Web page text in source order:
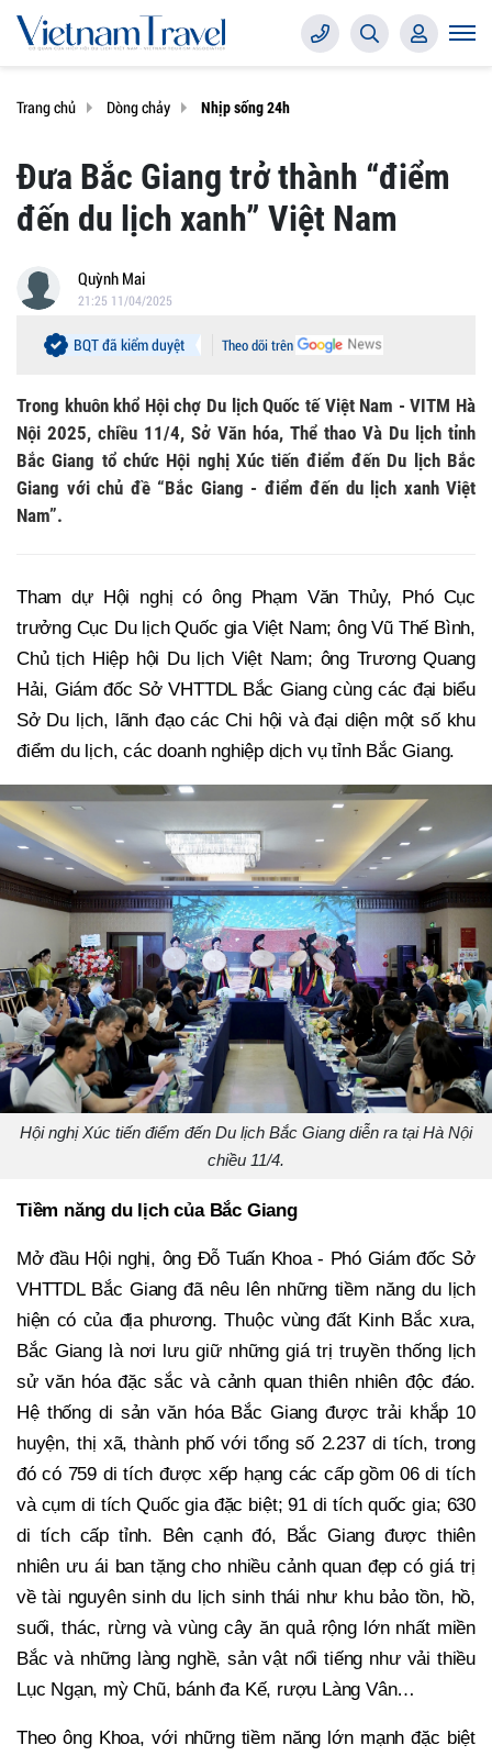
Trang chủ Dòng chảy Nhịp sống 24h
Đưa Bắc Giang trở thành “điểm
đến du lịch xanh” Việt Nam
Quỳnh Mai
21:25 11/04/2025
Theo dõi trên
BQT đã kiểm duyệt
Trong khuôn khổ Hội chợ Du lịch Quốc tế Việt Nam - VITM Hà
Nội 2025, chiều 11/4, Sở Văn hóa, Thể thao Và Du lịch tỉnh
Bắc Giang tổ chức Hội nghị Xúc tiến điểm đến Du lịch Bắc
Giang với chủ đề “Bắc Giang - điểm đến du lịch xanh Việt
Nam”.
Tham dự Hội nghị có ông Phạm Văn Thủy, Phó Cục
trưởng Cục Du lịch Quốc gia Việt Nam; ông Vũ Thế Bình,
Chủ tịch Hiệp hội Du lịch Việt Nam; ông Trương Quang
Hải, Giám đốc Sở VHTTDL Bắc Giang cùng các đại biểu
Sở Du lịch, lãnh đạo các Chi hội và đại diện một số khu
điểm du lịch, các doanh nghiệp dịch vụ tỉnh Bắc Giang.
Hội nghị Xúc tiến điểm đến Du lịch Bắc Giang diễn ra tại Hà Nội
chiều 11/4.
Tiềm năng du lịch của Bắc Giang
Mở đầu Hội nghị, ông Đỗ Tuấn Khoa - Phó Giám đốc Sở
VHTTDL Bắc Giang đã nêu lên những tiềm năng du lịch
hiện có của địa phương. Thuộc vùng đất Kinh Bắc xưa,
Bắc Giang là nơi lưu giữ những giá trị truyền thống lịch
sử văn hóa đặc sắc và cảnh quan thiên nhiên độc đáo.
Hệ thống di sản văn hóa Bắc Giang được trải khắp 10
huyện, thị xã, thành phố với tổng số 2.237 di tích, trong
đó có 759 di tích được xếp hạng các cấp gồm 06 di tích
và cụm di tích Quốc gia đặc biệt; 91 di tích quốc gia; 630
di tích cấp tỉnh. Bên cạnh đó, Bắc Giang được thiên
nhiên ưu ái ban tặng cho nhiều cảnh quan đẹp có giá trị
về tài nguyên sinh du lịch sinh thái như khu bảo tồn, hồ,
suối, thác, rừng và vùng cây ăn quả rộng lớn nhất miền
Bắc và những làng nghề, sản vật nổi tiếng như vải thiều
Lục Ngạn, mỳ Chũ, bánh đa Kế, rượu Làng Vân…
Theo ông Khoa, với những tiềm năng lớn mạnh đặc biệt